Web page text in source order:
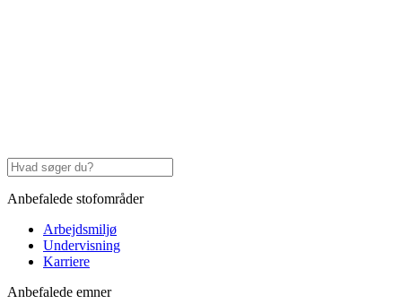
Anbefalede stofområder
Arbejdsmiljø
Undervisning
Karriere
Anbefalede emner